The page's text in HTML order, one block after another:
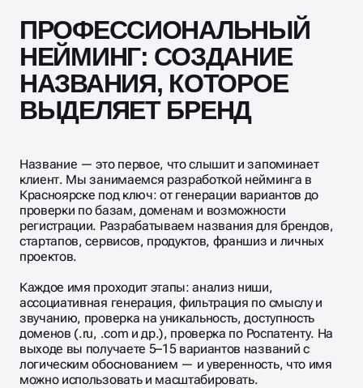
ПРОФЕССИОНАЛЬНЫЙ
НЕЙМИНГ: СОЗДАНИЕ
НАЗВАНИЯ, КОТОРОЕ
ВЫДЕЛЯЕТ БРЕНД
Название — это первое, что слышит и запоминает
клиент. Мы занимаемся разработкой нейминга в
Красноярске под ключ: от генерации вариантов до
проверки по базам, доменам и возможности
регистрации. Разрабатываем названия для брендов,
стартапов, сервисов, продуктов, франшиз и личных
проектов.
Каждое имя проходит этапы: анализ ниши,
ассоциативная генерация, фильтрация по смыслу и
звучанию, проверка на уникальность, доступность
доменов (.ru, .com и др.), проверка по Роспатенту. На
выходе вы получаете 5–15 вариантов названий с
логическим обоснованием — и уверенность, что имя
можно использовать и масштабировать.